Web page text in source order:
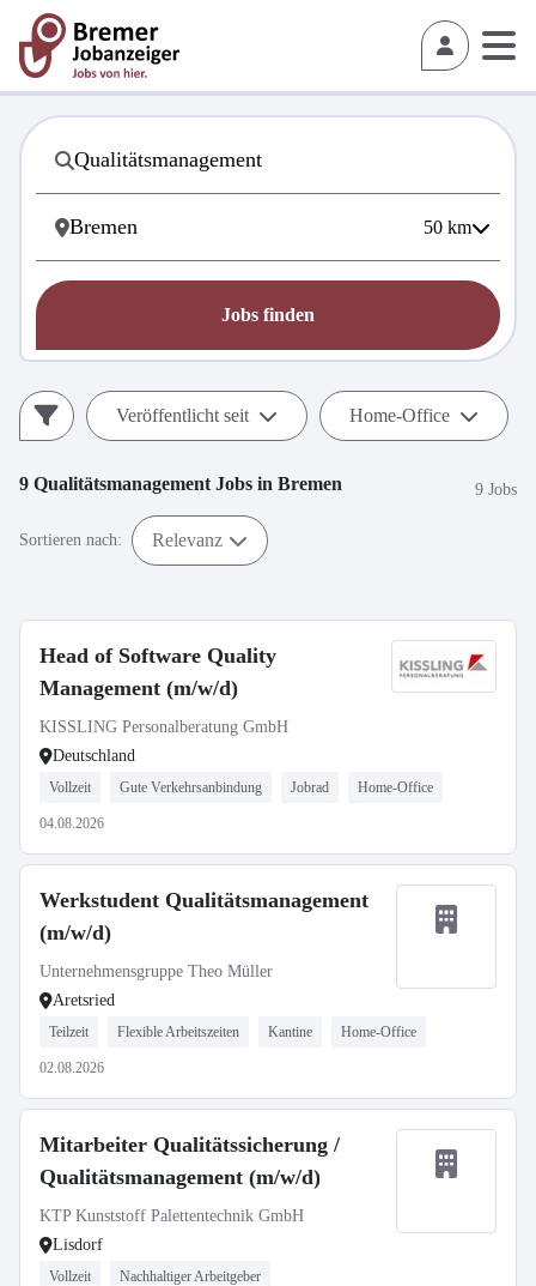
50 km
Jobs finden
Veröffentlicht seit Home-Office
9 Qualitätsmanagement Jobs in Bremen 9 Jobs
Sortieren nach: Relevanz
Head of Software Quality
Management (m/w/d)
KISSLING Personalberatung GmbH
Deutschland
Vollzeit Gute Verkehrsanbindung Jobrad Home-Office
04.08.2026
Werkstudent Qualitätsmanagement
(m/w/d)
Unternehmensgruppe Theo Müller
Aretsried
Teilzeit Flexible Arbeitszeiten Kantine Home-Office
02.08.2026
Mitarbeiter Qualitätssicherung /
Qualitätsmanagement (m/w/d)
KTP Kunststoff Palettentechnik GmbH
Lisdorf
Vollzeit Nachhaltiger Arbeitgeber